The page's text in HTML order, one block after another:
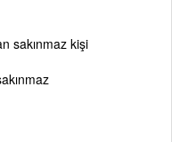
sakınmaz kişi